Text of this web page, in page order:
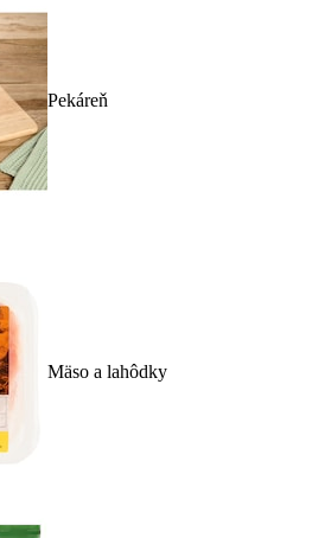
Pekáreň
Mäso a lahôdky